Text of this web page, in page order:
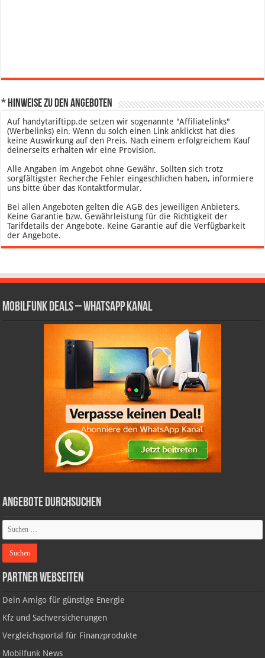
* Hinweise zu den Angeboten
Auf handytariftipp.de setzen wir sogenannte "Affiliatelinks"
(Werbelinks) ein. Wenn du solch einen Link anklickst hat dies
keine Auswirkung auf den Preis. Nach einem erfolgreichem Kauf
deinerseits erhalten wir eine Provision.
Alle Angaben im Angebot ohne Gewähr. Sollten sich trotz
sorgfältigster Recherche Fehler eingeschlichen haben, informiere
uns bitte über das Kontaktformular.
Bei allen Angeboten gelten die AGB des jeweiligen Anbieters.
Keine Garantie bzw. Gewährleistung für die Richtigkeit der
Tarifdetails der Angebote. Keine Garantie auf die Verfügbarkeit
der Angebote.
Mobilfunk Deals – WhatsApp Kanal
Angebote durchsuchen
Partner Webseiten
Dein Amigo für günstige Energie
Kfz und Sachversicherungen
Vergleichsportal für Finanzprodukte
Mobilfunk News